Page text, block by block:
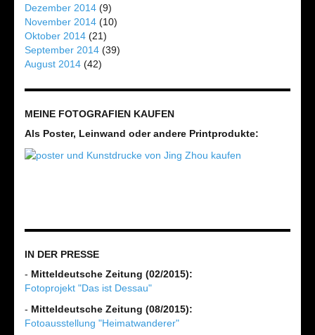
Dezember 2014 (9)
November 2014 (10)
Oktober 2014 (21)
September 2014 (39)
August 2014 (42)
MEINE FOTOGRAFIEN KAUFEN
Als Poster, Leinwand oder andere Printprodukte:
IN DER PRESSE
- Mitteldeutsche Zeitung (02/2015):
Fotoprojekt "Das ist Dessau"
- Mitteldeutsche Zeitung (08/2015):
Fotoausstellung "Heimatwanderer"